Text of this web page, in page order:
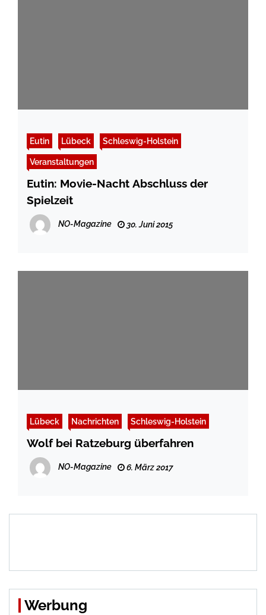
Eutin Lübeck Schleswig-Holstein
Veranstaltungen
Eutin: Movie-Nacht Abschluss der
Spielzeit
NO-Magazine 30. Juni 2015
Lübeck Nachrichten Schleswig-Holstein
Wolf bei Ratzeburg überfahren
NO-Magazine 6. März 2017
Werbung